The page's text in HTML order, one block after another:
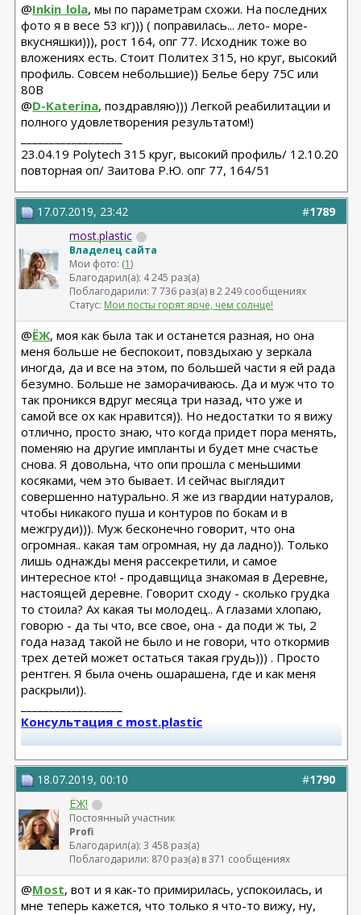
@Inkin_lola, мы по параметрам схожи. На последних
фото я в весе 53 кг))) ( поправилась... лето- море-
вкусняшки))), рост 164, опг 77. Исходник тоже во
вложениях есть. Стоит Политех 315, но круг, высокий
профиль. Совсем небольшие)) Белье беру 75С или
80В
@D-Katerina, поздравляю))) Легкой реабилитации и
полного удовлетворения результатом!)
23.04.19 Polytech 315 круг, высокий профиль/ 12.10.20
повторная оп/ Заитова Р.Ю. опг 77, 164/51
#1789
17.07.2019, 23:42
most.plastic
Владелец сайта
Мои фото: (1)
Благодарил(а): 4 245 раз(а)
Поблагодарили: 7 736 раз(а) в 2 249 сообщениях
Статус: Мои посты горят ярче, чем солнце!
@ЁЖ, моя как была так и останется разная, но она
меня больше не беспокоит, повздыхаю у зеркала
иногда, да и все на этом, по большей части я ей рада
безумно. Больше не заморачиваюсь. Да и муж что то
так проникся вдруг месяца три назад, что уже и
самой все ох как нравится)). Но недостатки то я вижу
отлично, просто знаю, что когда придет пора менять,
поменяю на другие импланты и будет мне счастье
снова. Я довольна, что опи прошла с меньшими
косяками, чем это бывает. И сейчас выглядит
совершенно натурально. Я же из гвардии натуралов,
чтобы никакого пуша и контуров по бокам и в
межгруди))). Муж бесконечно говорит, что она
огромная.. какая там огромная, ну да ладно)). Только
лишь однажды меня рассекретили, и самое
интересное кто! - продавщица знакомая в Деревне,
настоящей деревне. Говорит сходу - сколько грудка
то стоила? Ах какая ты молодец.. А глазами хлопаю,
говорю - да ты что, все свое, она - да поди ж ты, 2
года назад такой не было и не говори, что откормив
трех детей может остаться такая грудь))) . Просто
рентген. Я была очень ошарашена, где и как меня
раскрыли)).
Консультация с most.plastic
11.24 смас+эндо лба Барсегян Овсеп
+ липофилинг кистей рук Джимиев Мулдар (в одну оп)
Замена Мотива Эрго 475сс деми 20.03.23 Арамян
Левон,
коррекция складки 04.24 + коррекция липофилингом
Липофилинг лица + нити 10.2022 - Андрющенко
Олеся - оказалась сожжена платизма и нити стояли
#1790
18.07.2019, 00:10
ЁЖ!
Постоянный участник
Profi
Благодарил(а): 3 458 раз(а)
Поблагодарили: 870 раз(а) в 371 сообщениях
@Most, вот и я как-то примирилась, успокоилась, и
мне теперь кажется, что только я что-то вижу, ну,